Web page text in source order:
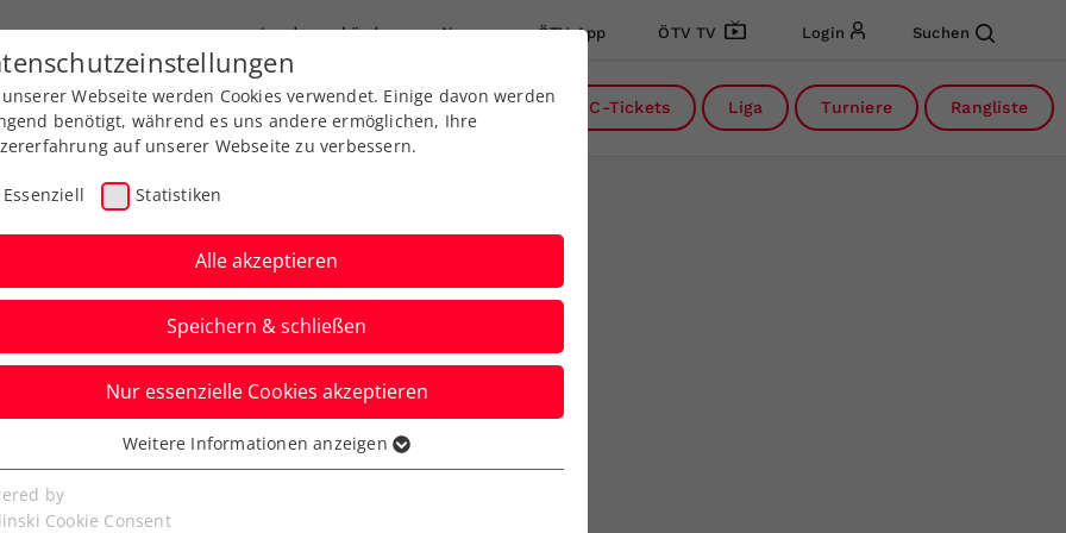
Landesverbände News ÖTV App ÖTV TV Login Suchen
Ausbildung Services Über uns DC-Tickets Liga Turniere Rangliste
ÖTV-
Sprung ins
Webseite werden Cookies verwendet. Einige davon werden
benötigt, während es uns andere ermöglichen, Ihre
auf unserer Webseite zu verbessern.
Essenziell Statistiken
Alle akzeptieren
Speichern & schließen
Nur essenzielle Cookies akzeptieren
Cookies werden für grundlegende Funktionen der
benötigt. Dadurch ist gewährleistet, dass die Webseite
Weitere Informationen anzeigen
by
Cookie Consent